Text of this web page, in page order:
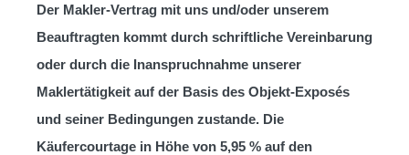
Der Makler-Vertrag mit uns und/oder unserem
Beauftragten kommt durch schriftliche Vereinbarung
oder durch die Inanspruchnahme unserer
Maklertätigkeit auf der Basis des Objekt-Exposés
und seiner Bedingungen zustande. Die
Käufercourtage in Höhe von 5,95 % auf den